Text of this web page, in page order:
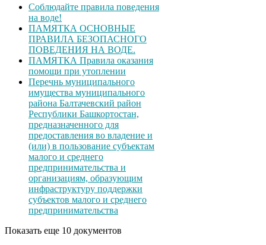
Соблюдайте правила поведения
на воде!
ПАМЯТКА ОСНОВНЫЕ
ПРАВИЛА БЕЗОПАСНОГО
ПОВЕДЕНИЯ НА ВОДЕ.
ПАМЯТКА Правила оказания
помощи при утоплении
Перечнь муниципального
имущества муниципального
района Балтачевский район
Республики Башкортостан,
предназначенного для
предоставления во владение и
(или) в пользование субъектам
малого и среднего
предпринимательства и
организациям, образующим
инфраструктуру поддержки
субъектов малого и среднего
предпринимательства
Показать еще 10 документов